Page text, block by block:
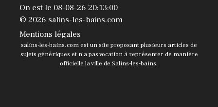
On est le 08-08-26 20:13:00
© 2026 salins-les-bains.com
Mentions légales
salins-les-bains.com est un site proposant plusieurs articles de
sujets génériques et n’a pas vocation à représenter de manière
officielle la ville de Salins-les-bains.